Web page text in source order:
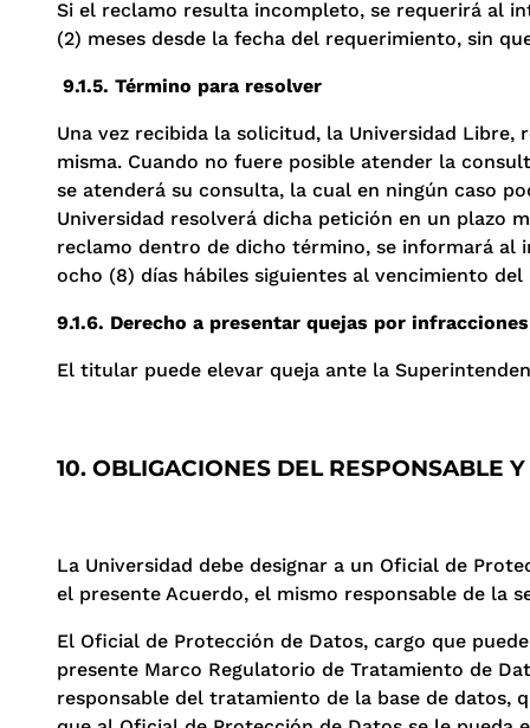
Si el reclamo resulta incompleto, se requerirá al
(2) meses desde la fecha del requerimiento, sin
9.1.5. Término para resolver
Una vez recibida la solicitud, la Universidad
misma. Cuando no fuere posible atender la
se atenderá su consulta, la cual en ningún caso
Universidad resolverá dicha petición en un plazo
reclamo dentro de dicho término, se informará al
ocho (8) días hábiles siguientes al vencimiento
9.1.6. Derecho a presentar quejas por
El titular puede elevar queja ante la
10. OBLIGACIONES DEL RESPONSABLE
La Universidad debe designar a un Oficial de
el presente Acuerdo, el mismo responsable de la
El Oficial de Protección de Datos, cargo que
presente Marco Regulatorio de Tratamiento de
responsable del tratamiento de la base de datos,